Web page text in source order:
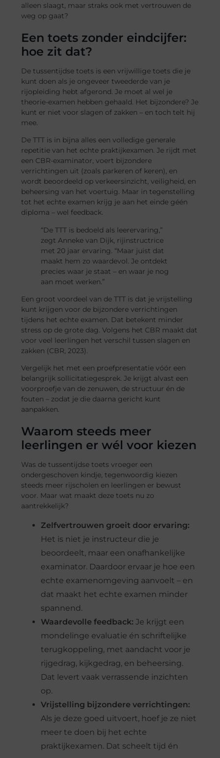
alleen slaagt, maar straks ook met vertrouwen de
weg op gaat?
Een toets zonder eindcijfer:
hoe zit dat?
De tussentijdse toets is een vrijwillige toets die je
kunt doen als je ongeveer tweederde van je
rijopleiding hebt afgerond. Je moet al wel je
theorie-examen hebben gehaald. Het bijzondere? Je
kunt er niet voor slagen of zakken – en toch telt hij
mee.
De TTT is in bijna alles een volledige generale
repetitie van het echte praktijkexamen. Je rijdt met
een CBR-examinator, voert bijzondere
verrichtingen uit (zoals parkeren of keren), en
wordt beoordeeld op verkeersinzicht, veiligheid, en
beheersing van het voertuig. Maar in tegenstelling
tot het echte examen krijg je aan het einde géén
diploma – wel feedback.
“De TTT is bedoeld als leerervaring,”
zegt Anneke van Dijk, rijinstructrice
met 20 jaar ervaring. “Maar juist dat
maakt hem zo waardevol. Je ontdekt
precies waar je staat – en waar je nog
aan moet werken.”
Een groot voordeel van de TTT is dat je vrijstelling
kunt krijgen voor de bijzondere verrichtingen
tijdens het echte examen. Dat betekent minder
stress op de grote dag. Volgens het CBR maakt dat
voor veel leerlingen het verschil tussen slagen en
zakken (CBR, 2023).
Vergelijk het met een proefpresentatie vóór een
belangrijk sollicitatiegesprek. Je krijgt alvast een
voorproefje van de zenuwen, de structuur én de
fouten – zodat je die daarna gericht kunt
aanpakken.
Waarom steeds meer
leerlingen er wél voor kiezen
Was de tussentijdse toets vroeger een
ondergeschoven kindje, tegenwoordig kiezen
steeds meer rijscholen en leerlingen er bewust
voor. Maar wat maakt deze toets nu zo
aantrekkelijk?
Zelfvertrouwen groeit door ervaring:
Het is niet je instructeur die je
beoordeelt, maar een onafhankelijke
examinator. Daardoor ervaar je hoe een
echte examenomgeving aanvoelt – en
dat maakt het echte examen minder
spannend.
Waardevolle feedback: Je krijgt een
mondelinge evaluatie én schriftelijke
terugkoppeling, met aandacht voor je
rijgedrag, kijkgedrag, en beheersing.
Dat levert vaak verrassende inzichten
op.
Vrijstelling bijzondere verrichtingen:
Als je deze goed uitvoert, hoef je ze niet
meer te doen bij het echte
praktijkexamen. Dat scheelt tijd én